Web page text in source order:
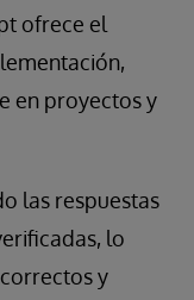
ofrece el
en proyectos y
las respuestas
lo
y